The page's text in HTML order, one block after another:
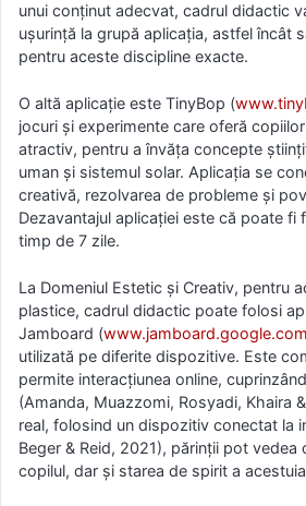
unui conținut adecvat, cadrul didactic
ușurință la grupă aplicația, astfel încât
pentru aceste discipline exacte.
O altă aplicație este TinyBop (
jocuri și experimente care oferă
atractiv, pentru a învăța concepte
uman și sistemul solar. Aplicația se
creativă, rezolvarea de probleme și
Dezavantajul aplicației este că poate fi
timp de 7 zile.
La Domeniul Estetic și Creativ, pentru
plastice, cadrul didactic poate folosi
Jamboard (www.jamboard.google.com
utilizată pe diferite dispozitive. Este
permite interacțiunea online,
(Amanda, Muazzomi, Rosyadi, Khaira
real, folosind un dispozitiv conectat la
Beger & Reid, 2021), părinții pot vedea
copilul, dar și starea de spirit a